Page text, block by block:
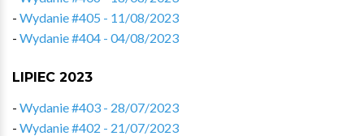
- Wydanie #405 - 11/08/2023
- Wydanie #404 - 04/08/2023
LIPIEC 2023
- Wydanie #403 - 28/07/2023
- Wydanie #402 - 21/07/2023